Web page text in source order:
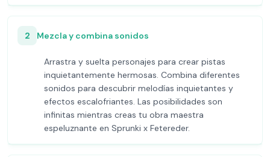
2 Mezcla y combina sonidos
Arrastra y suelta personajes para crear pistas
inquietantemente hermosas. Combina diferentes
sonidos para descubrir melodías inquietantes y
efectos escalofriantes. Las posibilidades son
infinitas mientras creas tu obra maestra
espeluznante en Sprunki x Fetereder.